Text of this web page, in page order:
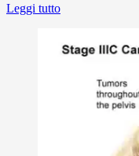
Leggi tutto